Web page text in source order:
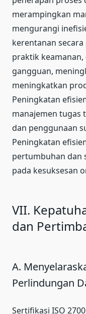
merampingkan
mengurangi
kerentanan
praktik
gangguan,
meningkatkan
Peningkatan
manajemen tugas
dan penggunaan
Peningkatan
pertumbuhan dan
pada kesuksesan
VII.
dan
A.
Perlindungan
Sertifikasi ISO